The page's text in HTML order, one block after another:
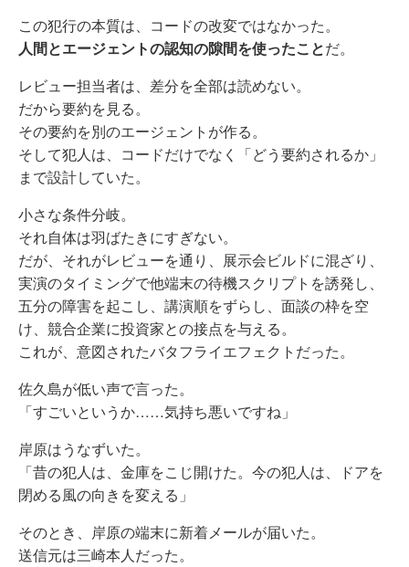
この犯行の本質は、コードの改変ではなかった。
人間とエージェントの認知の隙間を使ったことだ。
レビュー担当者は、差分を全部は読めない。
だから要約を見る。
その要約を別のエージェントが作る。
そして犯人は、コードだけでなく「どう要約されるか」
まで設計していた。
小さな条件分岐。
それ自体は羽ばたきにすぎない。
だが、それがレビューを通り、展示会ビルドに混ざり、
実演のタイミングで他端末の待機スクリプトを誘発し、
五分の障害を起こし、講演順をずらし、面談の枠を空
け、競合企業に投資家との接点を与える。
これが、意図されたバタフライエフェクトだった。
佐久島が低い声で言った。
「すごいというか……気持ち悪いですね」
岸原はうなずいた。
「昔の犯人は、金庫をこじ開けた。今の犯人は、ドアを
閉める風の向きを変える」
そのとき、岸原の端末に新着メールが届いた。
送信元は三崎本人だった。